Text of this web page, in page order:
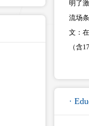
明了
流场
文：
（含
·